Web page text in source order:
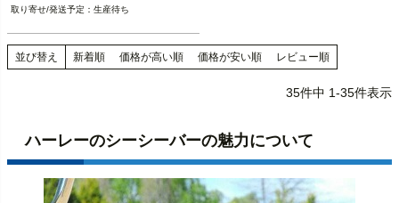
生産待ち
並び替え 新着順 価格が高い順 価格が安い順 レビュー順
35件中 1-35件表示
ハーレーのシーシーバーの魅力について